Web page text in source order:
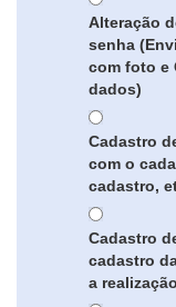
Alteração
senha
com foto e
dados)
Cadastro
com o
cadastro,
Cadastro
cadastro
a